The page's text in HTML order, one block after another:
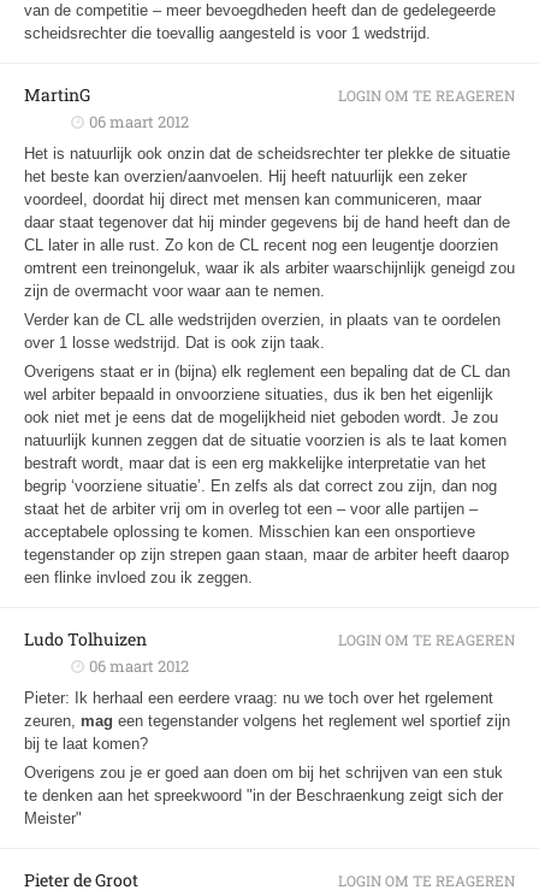
van de competitie – meer bevoegdheden heeft dan de gedelegeerde
scheidsrechter die toevallig aangesteld is voor 1 wedstrijd.
MartinG
06 maart 2012
Het is natuurlijk ook onzin dat de scheidsrechter ter plekke de situatie
het beste kan overzien/aanvoelen. Hij heeft natuurlijk een zeker
voordeel, doordat hij direct met mensen kan communiceren, maar
daar staat tegenover dat hij minder gegevens bij de hand heeft dan de
CL later in alle rust. Zo kon de CL recent nog een leugentje doorzien
omtrent een treinongeluk, waar ik als arbiter waarschijnlijk geneigd zou
zijn de overmacht voor waar aan te nemen.
Verder kan de CL alle wedstrijden overzien, in plaats van te oordelen
over 1 losse wedstrijd. Dat is ook zijn taak.
Overigens staat er in (bijna) elk reglement een bepaling dat de CL dan
wel arbiter bepaald in onvoorziene situaties, dus ik ben het eigenlijk
ook niet met je eens dat de mogelijkheid niet geboden wordt. Je zou
natuurlijk kunnen zeggen dat de situatie voorzien is als te laat komen
bestraft wordt, maar dat is een erg makkelijke interpretatie van het
begrip ‘voorziene situatie’. En zelfs als dat correct zou zijn, dan nog
staat het de arbiter vrij om in overleg tot een – voor alle partijen –
acceptabele oplossing te komen. Misschien kan een onsportieve
tegenstander op zijn strepen gaan staan, maar de arbiter heeft daarop
een flinke invloed zou ik zeggen.
LOGIN OM TE REAGEREN
Ludo Tolhuizen
06 maart 2012
Pieter: Ik herhaal een eerdere vraag: nu we toch over het rgelement
zeuren, mag een tegenstander volgens het reglement wel sportief zijn
bij te laat komen?
Overigens zou je er goed aan doen om bij het schrijven van een stuk
te denken aan het spreekwoord "in der Beschraenkung zeigt sich der
Meister"
LOGIN OM TE REAGEREN
Pieter de Groot LOGIN OM TE REAGEREN